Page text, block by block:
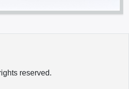
reserved.